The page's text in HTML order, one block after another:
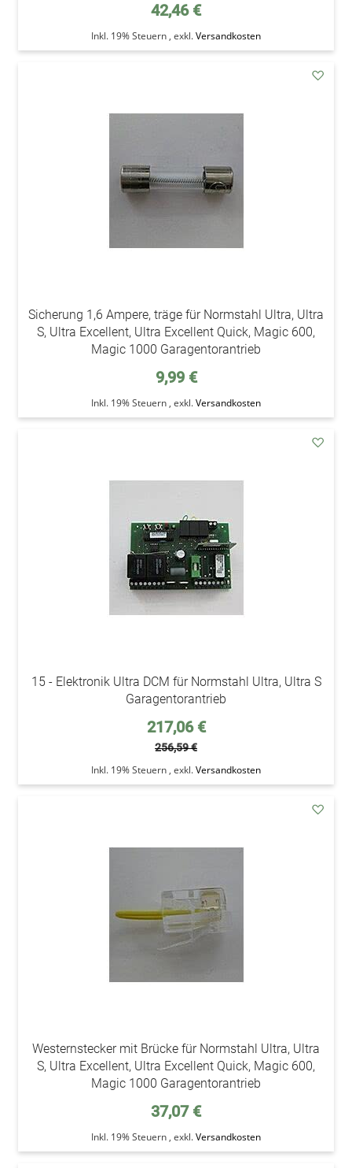
42,46 €
Inkl. 19% Steuern , exkl.Versandkosten
Sicherung 1,6 Ampere, träge für Normstahl Ultra, Ultra
S, Ultra Excellent, Ultra Excellent Quick, Magic 600,
Magic 1000 Garagentorantrieb
9,99 €
Inkl. 19% Steuern , exkl.Versandkosten
15 - Elektronik Ultra DCM für Normstahl Ultra, Ultra S
Garagentorantrieb
Sonderpreis
217,06 €
256,59 €
Inkl. 19% Steuern , exkl.Versandkosten
Westernstecker mit Brücke für Normstahl Ultra, Ultra
S, Ultra Excellent, Ultra Excellent Quick, Magic 600,
Magic 1000 Garagentorantrieb
37,07 €
Inkl. 19% Steuern , exkl.Versandkosten